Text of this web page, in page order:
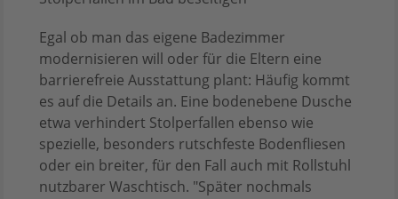
Egal ob man das eigene Badezimmer
modernisieren will oder für die Eltern eine
barrierefreie Ausstattung plant: Häufig kommt
es auf die Details an. Eine bodenebene Dusche
etwa verhindert Stolperfallen ebenso wie
spezielle, besonders rutschfeste Bodenfliesen
oder ein breiter, für den Fall auch mit Rollstuhl
nutzbarer Waschtisch. "Später nochmals